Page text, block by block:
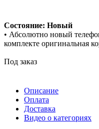
Состояние: Новый
• Абсолютно новый
комплекте оригинальная
Под заказ
Описание
Оплата
Доставка
Видео о категориях